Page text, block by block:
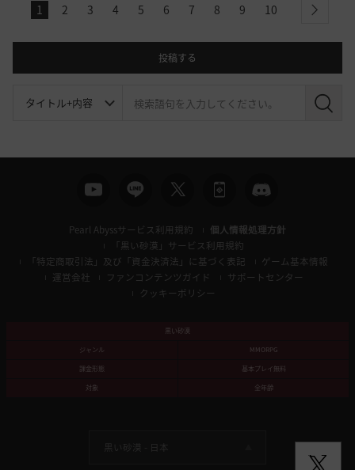
1 2 3 4 5 6 7 8 9 10 next
投稿する
検
Pearl Abyssサービス利用規約
個人情報処理方針
「黒い砂漠」サービス利用規約
「特定商取引法」及び「資金決済法」に基づく表記
ゲーム基本情報
運営会社
ファンコンテンツガイド
サポートセンター
クッキーポリシー
黒い砂漠
ジャンル
MMORPG
課金形態
基本プレイ無料
対象
全年齢
黒い砂漠 - 日本